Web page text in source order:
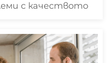
с качеството